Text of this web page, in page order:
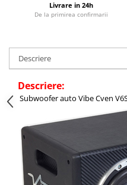
Livrare in 24h
De la primirea confirmarii
Descriere
Descriere:
Subwoofer auto Vibe Cven